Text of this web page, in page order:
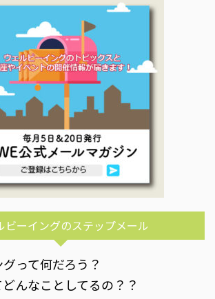
ビーイングのステップメール
って何だろう？
んなことしてるの？？